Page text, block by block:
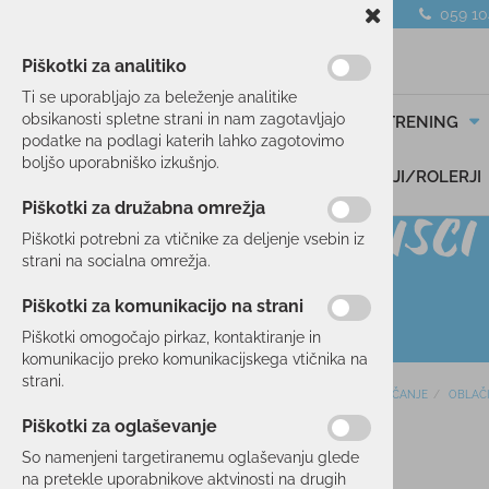
059
SMUČANJE TEK/TRENING
DARILNI BONI SKIROJI/ROLERJI
OBLAČILA
SMUČANJE
10 %
Piškotki za analitiko
Ti se uporabljajo za beleženje analitike
obsikanosti spletne strani in nam zagotavljajo
podatke na podlagi katerih lahko zagotovimo
boljšo uporabniško izkušnjo.
Piškotki za družabna omrežja
Piškotki potrebni za vtičnike za deljenje vsebin iz
strani na socialna omrežja.
Piškotki za komunikacijo na strani
Piškotki omogočajo pirkaz, kontaktiranje in
komunikacijo preko komunikacijskega vtičnika na
strani.
Piškotki za oglaševanje
So namenjeni targetiranemu oglaševanju glede
na pretekle uporabnikove aktvinosti na drugih